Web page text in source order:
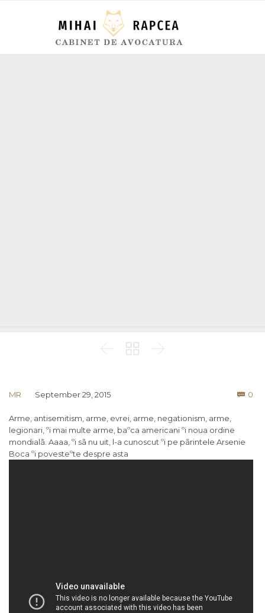
  
MR September 29, 2015  0
Arme, antisemitism, arme, evrei, arme, negationism, arme,
legionari, ºi mai multe arme, baºca americani ºi noua ordine
mondialã. Aaaa, ºi sã nu uit, l-a cunoscut ºi pe pãrintele Arsenie
Boca ºi povesteºte despre asta